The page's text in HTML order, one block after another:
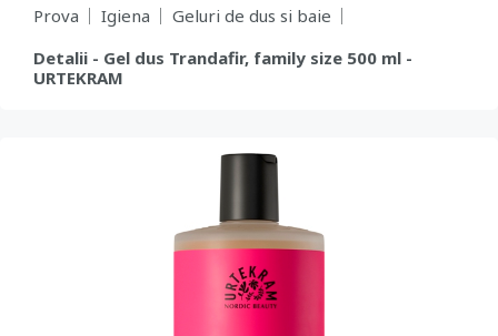
Prova Igiena
Geluri de dus si baie
Detalii - Gel dus Trandafir, family size 500 ml -
URTEKRAM